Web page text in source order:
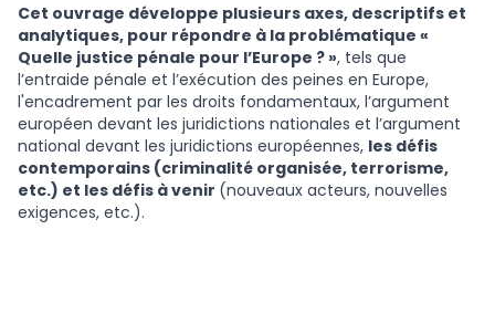
Cet ouvrage développe plusieurs axes, descriptifs et
analytiques, pour répondre à la problématique «
Quelle justice pénale pour l’Europe ? », tels que
l’entraide pénale et l’exécution des peines en Europe,
l'encadrement par les droits fondamentaux, l’argument
européen devant les juridictions nationales et l’argument
national devant les juridictions européennes, les défis
contemporains (criminalité organisée, terrorisme,
etc.) et les défis à venir (nouveaux acteurs, nouvelles
exigences, etc.).